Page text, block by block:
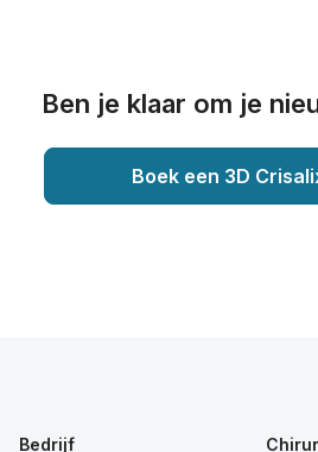
Ben je klaar om je
Boek een 3D
Bedrijf